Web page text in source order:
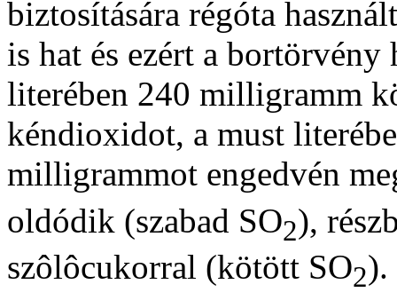
biztosítására régóta
is hat és ezért a bortörvény
literében 240 milligramm
kéndioxidot, a must
milligrammot engedvén
oldódik (szabad SO2),
szôlôcukorral (kötött SO2).